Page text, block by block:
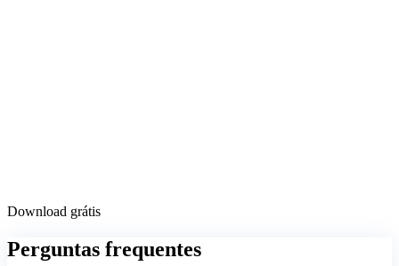
Download grátis
Perguntas frequentes